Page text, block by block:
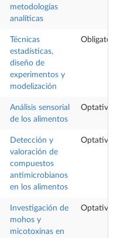
metodologías
analíticas
Técnicas
estadísticas,
diseño de
experimentos y
modelización
Análisis sensorial
de los alimentos
Optativa
Detección y
valoración de
compuestos
antimicrobianos
en los alimentos
Optativa
Investigación de
mohos y
micotoxinas en
Optativa